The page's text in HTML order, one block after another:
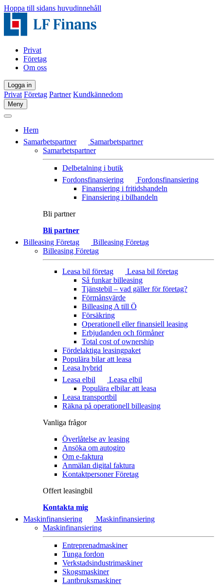
Hoppa till sidans huvudinnehåll
Privat
Företag
Om oss
Logga in
Privat Företag Partner Kundkännedom
Meny
Hem
Samarbetspartner
Samarbetspartner
Samarbetspartner
Delbetalning i butik
Fordonsfinansiering
Fordonsfinansiering
Finansiering i fritidshandeln
Finansiering i bilhandeln
Bli partner
Bli partner
Billeasing Företag
Billeasing Företag
Billeasing Företag
Leasa bil företag
Leasa bil företag
Så funkar billeasing
Tjänstebil – vad gäller för företag?
Förmånsvärde
Billeasing A till Ö
Försäkring
Operationell eller finansiell leasing
Erbjudanden och förmåner
Total cost of ownership
Fördelaktiga leasingpaket
Populära bilar att leasa
Leasa hybrid
Leasa elbil
Leasa elbil
Populära elbilar att leasa
Leasa transportbil
Räkna på operationell billeasing
Vanliga frågor
Överlåtelse av leasing
Ansöka om autogiro
Om e-faktura
Anmälan digital faktura
Kontaktpersoner Företag
Offert leasingbil
Kontakta mig
Maskinfinansiering
Maskinfinansiering
Maskinfinansiering
Entreprenadmaskiner
Tunga fordon
Verkstadsindustrimaskiner
Skogsmaskiner
Lantbruksmaskiner